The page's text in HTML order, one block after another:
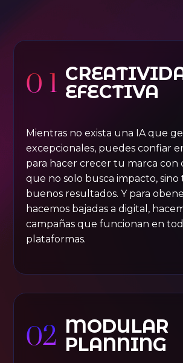
01 EFECTIVA
Mientras no exista una IA que
excepcionales, puedes confiar
para hacer crecer tu marca con
que no solo busca impacto, sino
buenos resultados. Y para
hacemos bajadas a digital,
campañas que funcionan en
plataformas.
02 MODULAR
PLANNING